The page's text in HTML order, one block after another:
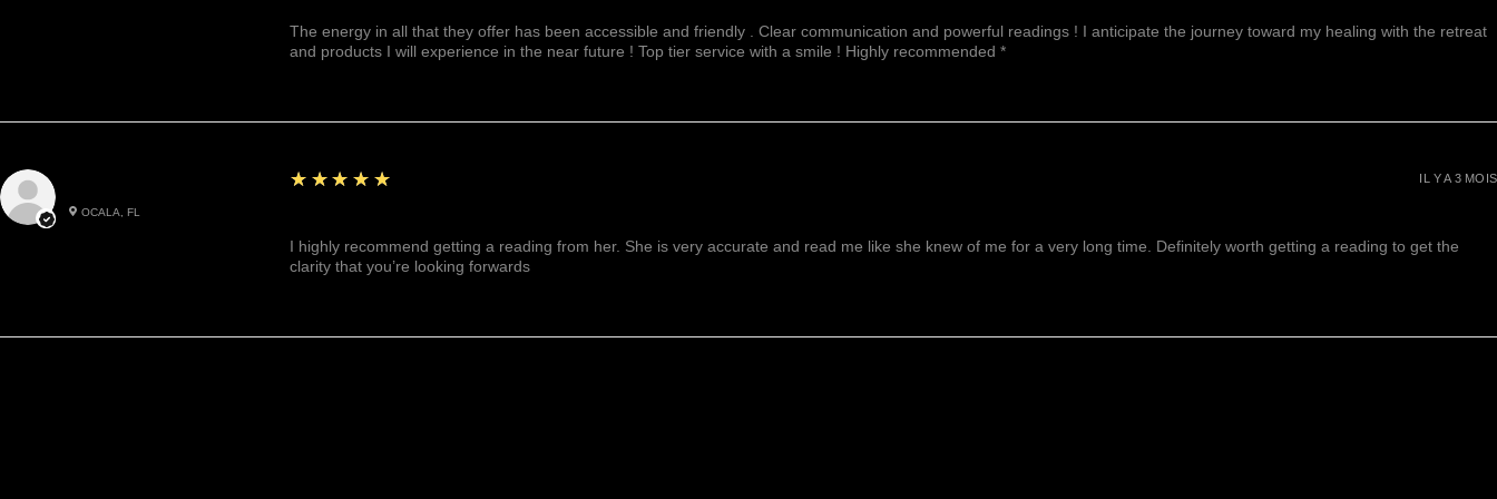
The energy in all that they offer has been accessible and friendly . Clear communication and powerful readings ! I anticipate the journey toward my healing with the retreat
and products I will experience in the near future ! Top tier service with a smile ! Highly recommended *
OCALA, FL
5
★★★★★
I highly recommend getting a reading from her. She is very accurate and read me like she knew of me for a very long time. Definitely worth getting a reading to get the
clarity that you’re looking forwards
IL Y A 3 MOIS